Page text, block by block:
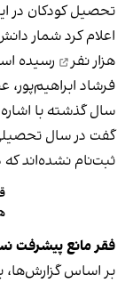
تحصیل کودکان در
اعلام کرد شمار
هزار نفر
رسیده
فرشاد
سال گذشته با اشاره
ثبت‌نام نشده‌اند
فقر مانع پیشرفت
بر اساس گزارش‌ها،